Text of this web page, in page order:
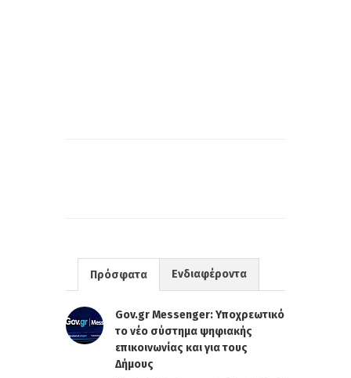
Πρόσφατα Ενδιαφέροντα
Gov.gr Messenger: Υποχρεωτικό
το νέο σύστημα ψηφιακής
επικοινωνίας και για τους
Δήμους